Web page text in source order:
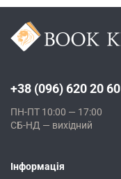
+38 (096) 620 20 60
ПН-ПТ 10:00 — 17:00
СБ-НД — вихідний
Інформація